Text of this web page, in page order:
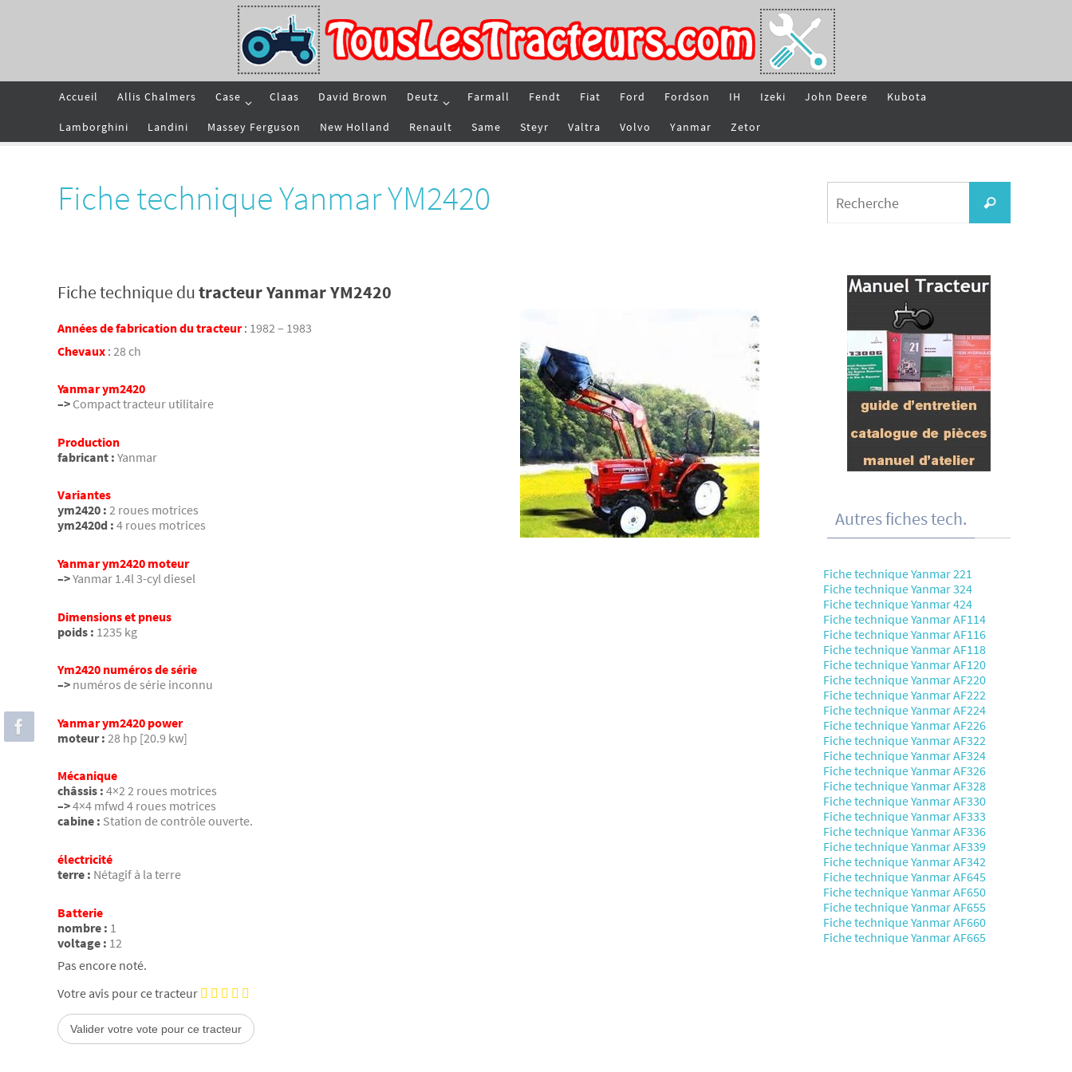
Accueil Allis Chalmers Case Claas David Brown Deutz Farmall Fendt Fiat Ford Fordson IH Izeki John Deere Kubota
Lamborghini Landini Massey Ferguson New Holland Renault Same Steyr Valtra Volvo Yanmar Zetor
Fiche technique Yanmar YM2420
Fiche technique dutracteur Yanmar YM2420
Années de fabrication du tracteur: 1982 – 1983
Chevaux : 28 ch
Yanmar ym2420
–> Compact tracteur utilitaire
Production
fabricant : Yanmar
Variantes
ym2420 : 2 roues motrices
ym2420d : 4 roues motrices
Yanmar ym2420 moteur
–>Yanmar 1.4l 3-cyl diesel
Dimensions et pneus
poids : 1235 kg
Ym2420 numéros de série
–> numéros de série inconnu
Yanmar ym2420 power
moteur : 28 hp [20.9 kw]
Mécanique
châssis : 4×2 2 roues motrices
–>4×4 mfwd 4 roues motrices
cabine : Station de contrôle ouverte.
électricité
terre : Nétagif à la terre
Batterie
nombre : 1
voltage : 12
Pas encore noté.
Votre avis pour ce tracteur
Recherche
Autres fiches tech.
Fiche technique Yanmar 221
Fiche technique Yanmar 324
Fiche technique Yanmar 424
Fiche technique Yanmar AF114
Fiche technique Yanmar AF116
Fiche technique Yanmar AF118
Fiche technique Yanmar AF120
Fiche technique Yanmar AF220
Fiche technique Yanmar AF222
Fiche technique Yanmar AF224
Fiche technique Yanmar AF226
Fiche technique Yanmar AF322
Fiche technique Yanmar AF324
Fiche technique Yanmar AF326
Fiche technique Yanmar AF328
Fiche technique Yanmar AF330
Fiche technique Yanmar AF333
Fiche technique Yanmar AF336
Fiche technique Yanmar AF339
Fiche technique Yanmar AF342
Fiche technique Yanmar AF645
Fiche technique Yanmar AF650
Fiche technique Yanmar AF655
Fiche technique Yanmar AF660
Fiche technique Yanmar AF665